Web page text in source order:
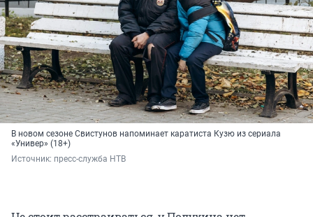
В новом сезоне Свистунов напоминает каратиста Кузю из сериала
«Универ» (18+)
Источник: пресс-служба НТВ